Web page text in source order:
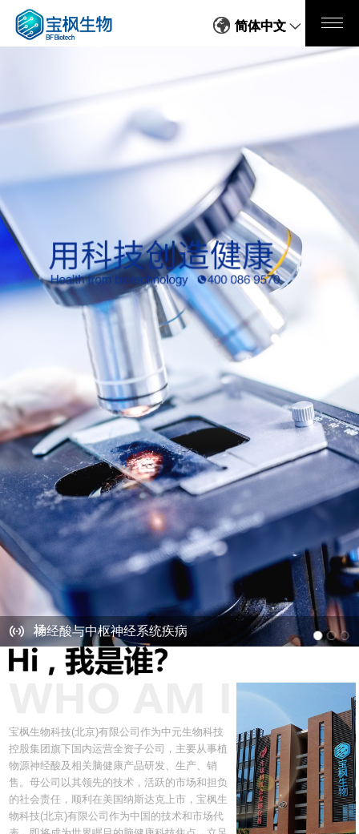
简体中文
简体中文
获美国 SEC 批复生效 中元生物科技控股登陆美国资本市
场
神经酸与中枢神经系统疾病
宝枫生物与多家三甲医院主任进行学术研讨
获美国 SEC 批复生效 中元生物科技控股登陆美国资本市
宝枫生物科技(北京)有限公司作为中元生物科技
控股集团旗下国内运营全资子公司，主要从事植
物源神经酸及相关脑健康产品研发、生产、销
售。母公司以其领先的技术，活跃的市场和担负
的社会责任，顺利在美国纳斯达克上市，宝枫生
物科技(北京)有限公司作为中国的技术和市场代